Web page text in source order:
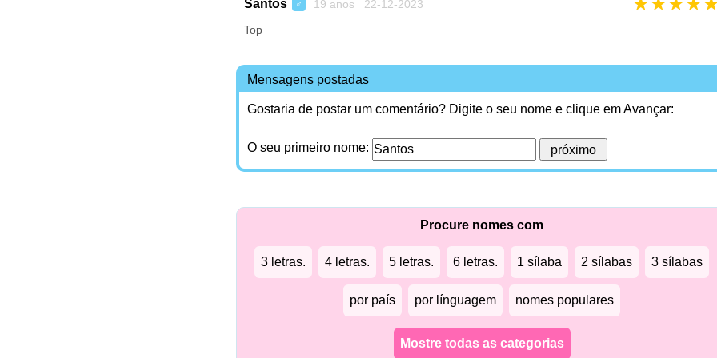
Santos ♂ 19 anos 22-12-2023
Top
Mensagens postadas
Gostaria de postar um comentário? Digite o seu nome e clique em Avançar:
O seu primeiro nome:
Procure nomes com
3 letras. 4 letras. 5 letras. 6 letras. 1 sílaba 2 sílabas 3 sílabas
por país por línguagem nomes populares
Mostre todas as categorias